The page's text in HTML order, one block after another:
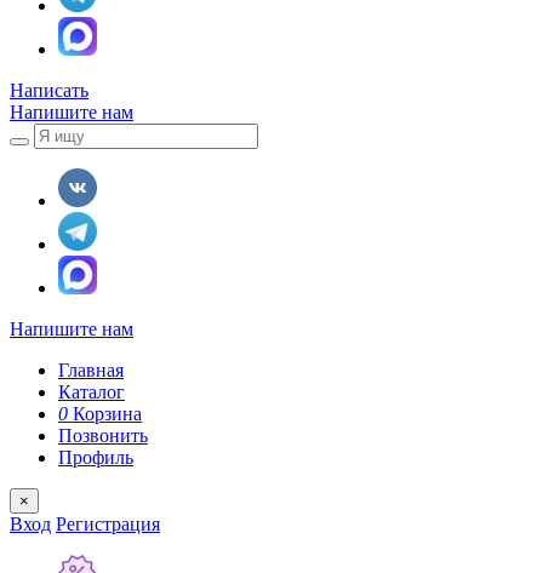
Написать
Напишите нам
Напишите нам
Главная
Каталог
0 Корзина
Позвонить
Профиль
×
Вход Регистрация